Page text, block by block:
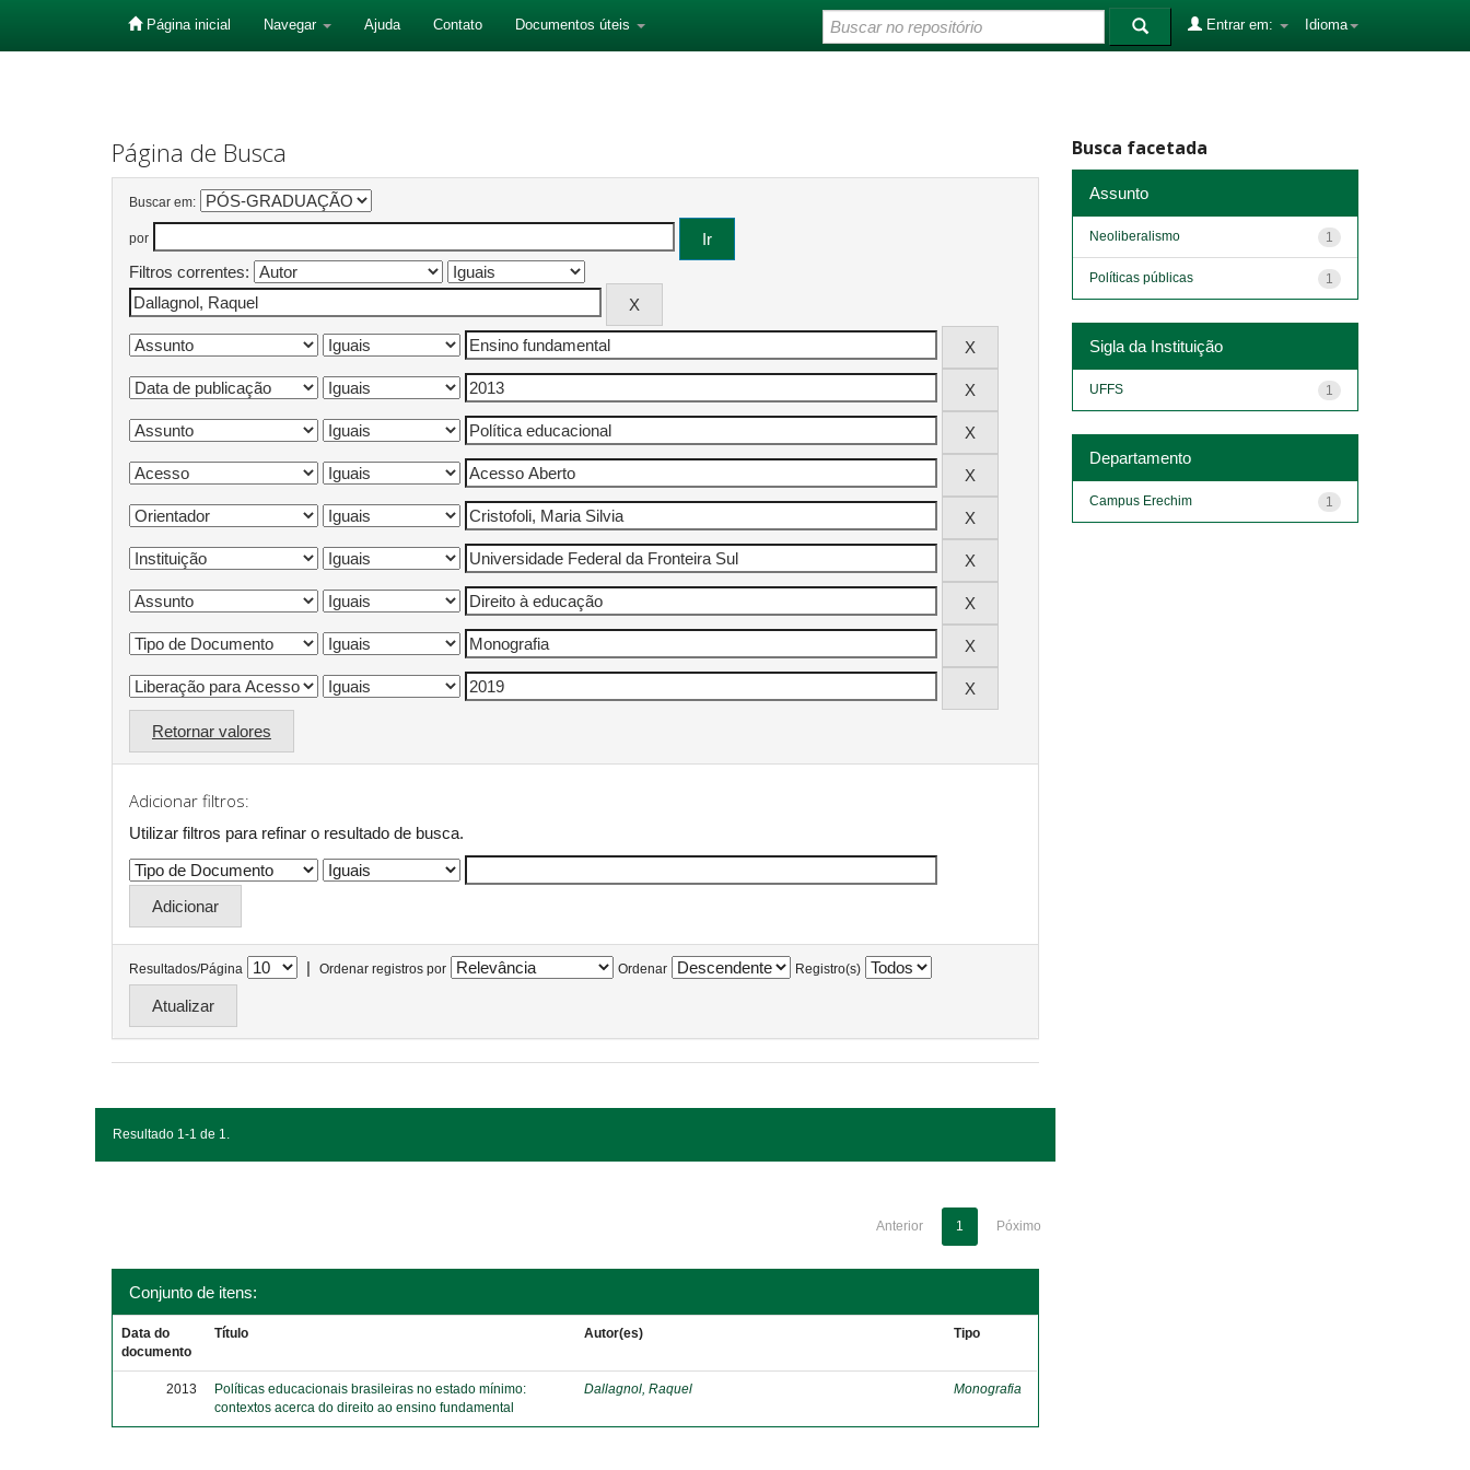
Página inicial Navegar Ajuda Contato Documentos úteis Idioma
Entrar em:
Página de Busca
Buscar em:
por
Filtros correntes:
Retornar valores
Adicionar filtros:
Utilizar filtros para refinar o resultado de busca.
Resultados/Página | Ordenar registros por Ordenar Registro(s)
Resultado 1-1 de 1.
Anterior 1 Póximo
Conjunto de itens:
Data do
documento
Título Autor(es) Tipo
2013
Políticas educacionais brasileiras no estado mínimo:
contextos acerca do direito ao ensino fundamental
Dallagnol, Raquel Monografia
Busca facetada
Assunto
1
Neoliberalismo
1
Políticas públicas
Sigla da Instituição
1
UFFS
Departamento
1
Campus Erechim